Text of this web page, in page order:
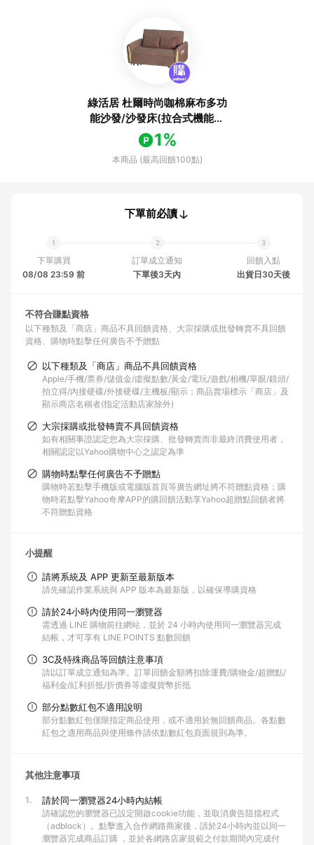
綠活居 杜爾時尚咖棉麻布多功
能沙發/沙發床(拉合式機能設
計)-176x200x77cm免組
1%
本商品 (最高回饋100點)
下單前必讀
下單購買
08/08 23:59 前
訂單成立通知
下單後3天內
回饋入點
出貨日30天後
不符合賺點資格
以下種類及「商店」商品不具回饋資格
大宗採購或批發轉賣不具回饋
資格
購物時點擊任何廣告不予贈點
以下種類及「商店」商品不具回饋資格
Apple/手機/票券/儲值金/虛擬點數/黃金/電玩/遊戲/相機/單眼/鏡頭/
拍立得/內接硬碟/外接硬碟/主機板/顯示；商品賣場標示「商店」及
顯示商店名稱者(指定活動店家除外)
大宗採購或批發轉賣不具回饋資格
如有相關事證認定您為大宗採購、批發轉賣而非最終消費使用者，
相關認定以Yahoo購物中心之認定為準
購物時點擊任何廣告不予贈點
購物時若點擊手機版或電腦版首頁等廣告網址將不符贈點資格；購
物時若點擊Yahoo奇摩APP的購回饋活動享Yahoo超贈點回饋者將
不符贈點資格
小提醒
請將系統及 APP 更新至最新版本
請先確認作業系統與 APP 版本為最新版，以確保導購資格
請於24小時內使用同一瀏覽器
需透過 LINE 購物前往網站，並於 24 小時內使用同一瀏覽器完成
結帳，才可享有 LINE POINTS 點數回饋
3C及特殊商品等回饋注意事項
請以訂單成立通知為準。訂單回饋金額將扣除運費/購物金/超贈點/
福利金/紅利折抵/折價券等虛擬貨幣折抵
部分點數紅包不適用說明
部分點數紅包僅限指定商品使用，或不適用於無回饋商品。各點數
紅包之適用商品與使用條件請依點數紅包頁面規則為準。
其他注意事項
1. 請於同一瀏覽器24小時內結帳
請確認您的瀏覽器已設定開啟cookie功能，並取消廣告阻擋程式
（adblock）。點擊進入合作網路商家後，請於24小時內並以同一
瀏覽器完成商品訂購 ，並於各網路店家規範之付款期間內完成付